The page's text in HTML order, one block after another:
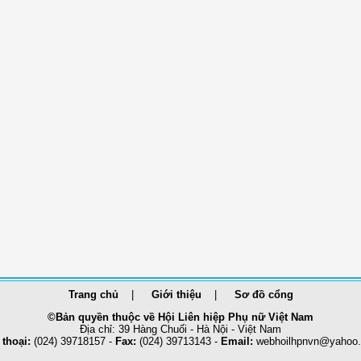
Trang chủ Giới thiệu
Sơ đồ cổng
©Bản quyền thuộc về Hội Liên hiệp Phụ nữ Việt Nam
Địa chỉ: 39 Hàng Chuối - Hà Nội - Việt Nam
(024) 39718157 - Fax: (024) 39713143 - Email: